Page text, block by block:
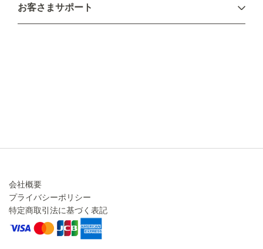
配送について
不良品・返品について
お客さまサポート
会社概要
プライバシーポリシー
特定商取引法に基づく表記